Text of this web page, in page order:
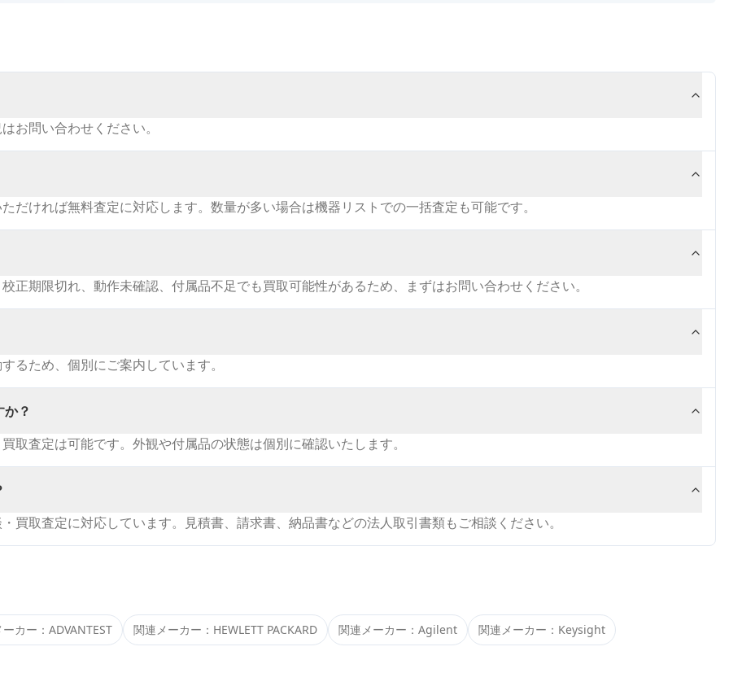
お問い合わせください。
だければ無料査定に対応します。数量が多い場合は機器リストでの一括査定も可能です。
正期限切れ、動作未確認、付属品不足でも買取可能性があるため、まずはお問い合わせください。
るため、個別にご案内しています。
？
取査定は可能です。外観や付属品の状態は個別に確認いたします。
買取査定に対応しています。見積書、請求書、納品書などの法人取引書類もご相談ください。
カー： ADVANTEST 関連メーカー： HEWLETT PACKARD 関連メーカー： Agilent 関連メーカー： Keysight